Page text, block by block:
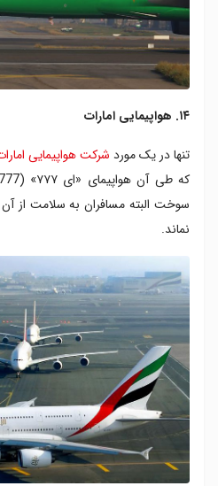
۱۴. هواپیمایی امارات
تنها در یک مورد شرکت هواپیمایی
سوخت البته مسافران به سلامت از
نماند.